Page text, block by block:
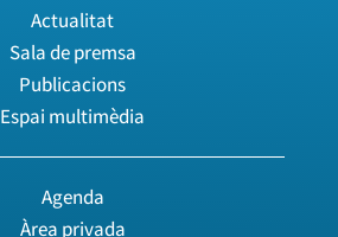
Actualitat
Sala de premsa
Publicacions
Espai multimèdia
Agenda
Àrea privada